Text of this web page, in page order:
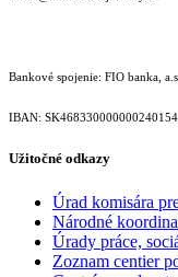
Bankové spojenie: FIO banka, a.s.
IBAN:
Užitočné odkazy
Úrad komisára
Národné
Úrady práce,
Zoznam centier